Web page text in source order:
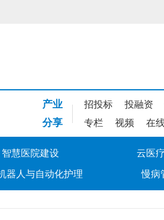
产业 招投标 投融资
分享 专栏 视频 在
智慧医院建设 云医
器人与自动化护理 慢病